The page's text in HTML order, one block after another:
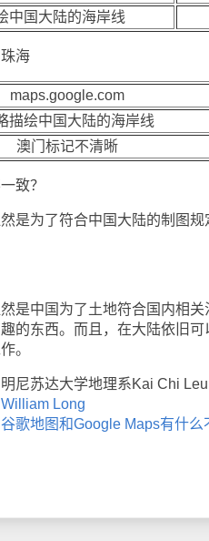
中国大陆的海岸线
海
maps.google.com
描绘中国大陆的海岸线
澳门标记不清晰
致？
为了符合中国大陆的制图规
中国为了土地符合国内相关
的东西。而且，在大陆依旧
。
苏达大学地理系Kai Chi
William Long
谷歌地图和Google Maps有什么